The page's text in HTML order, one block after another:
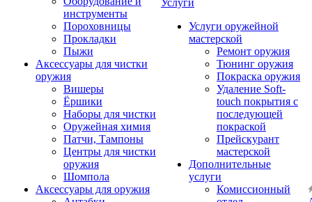
инструменты
Пороховницы
Прокладки
Пыжи
Аксессуары для чистки
оружия
Вишеры
Ёршики
Наборы для чистки
Оружейная химия
Патчи, Тампоны
Центры для чистки
оружия
Шомпола
Аксессуары для оружия
Услуги
Услуги оружейной
мастерской
Ремонт оружия
Тюнинг оружия
Покраска оружия
Удаление Soft-
touch покрытия с
последующей
покраской
Прейскурант
мастерской
Дополнительные
услуги
Комиссионный